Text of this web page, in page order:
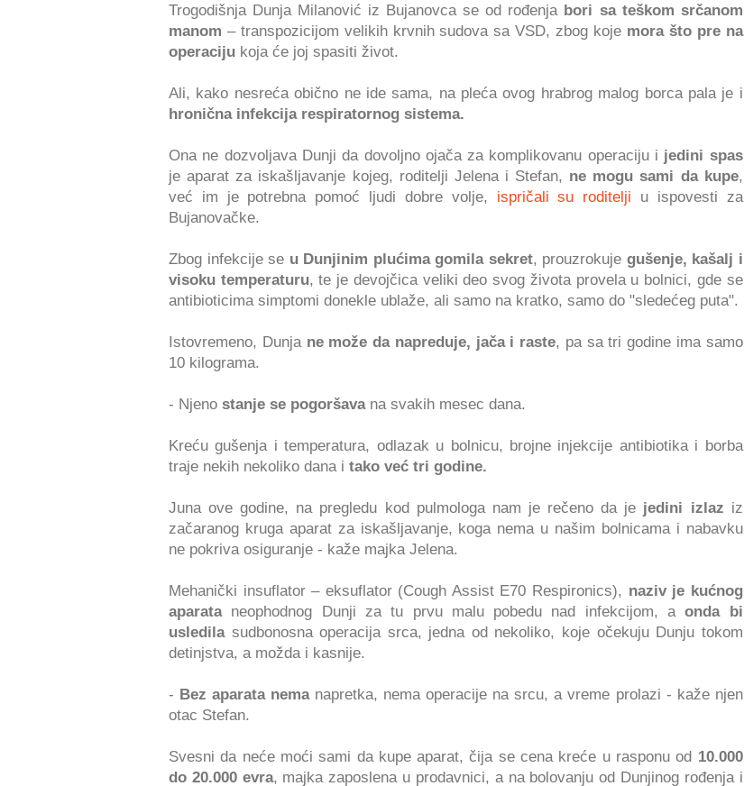
Trogodišnja Dunja Milanović iz Bujanovca se od rođenja bori sa teškom srčanom
manom – transpozicijom velikih krvnih sudova sa VSD, zbog koje mora što pre na
operaciju koja će joj spasiti život.
Ali, kako nesreća obično ne ide sama, na pleća ovog hrabrog malog borca pala je i
hronična infekcija respiratornog sistema.
Ona ne dozvoljava Dunji da dovoljno ojača za komplikovanu operaciju i jedini spas
je aparat za iskašljavanje kojeg, roditelji Jelena i Stefan, ne mogu sami da kupe,
već im je potrebna pomoć ljudi dobre volje, ispričali su roditelji u ispovesti za
Bujanovačke.
Zbog infekcije se u Dunjinim plućima gomila sekret, prouzrokuje gušenje, kašalj i
visoku temperaturu, te je devojčica veliki deo svog života provela u bolnici, gde se
antibioticima simptomi donekle ublaže, ali samo na kratko, samo do "sledećeg puta".
Istovremeno, Dunja ne može da napreduje, jača i raste, pa sa tri godine ima samo
10 kilograma.
- Njeno stanje se pogoršavana svakih mesec dana.
Kreću gušenja i temperatura, odlazak u bolnicu, brojne injekcije antibiotika i borba
traje nekih nekoliko dana i tako već tri godine.
Juna ove godine, na pregledu kod pulmologa nam je rečeno da je jedini izlaz iz
začaranog kruga aparat za iskašljavanje, koga nema u našim bolnicama i nabavku
ne pokriva osiguranje - kaže majka Jelena.
Mehanički insuflator – eksuflator (Cough Assist E70 Respironics), naziv je kućnog
aparataneophodnog Dunji za tu prvu malu pobedu nad infekcijom, aonda bi
usledilasudbonosna operacija srca, jedna od nekoliko, koje očekuju Dunju tokom
detinjstva, a možda i kasnije.
- Bez aparata nemanapretka, nema operacije na srcu, a vreme prolazi - kaže njen
otac Stefan.
Svesni da neće moći sami da kupe aparat, čija se cena kreće u rasponu od 10.000
do 20.000 evra, majka zaposlena u prodavnici, a na bolovanju od Dunjinog rođenja i